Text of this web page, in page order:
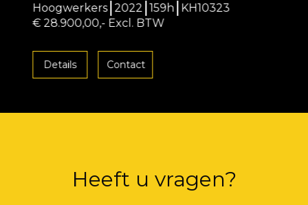
Hoogwerkers 2022 159h KH10323
€ 28.900,00,- Excl. BTW
Details Contact
Heeft u vragen?